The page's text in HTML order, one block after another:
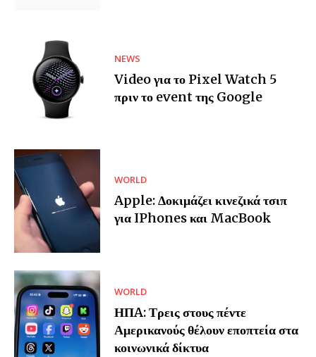
NEWS
Video για το Pixel Watch 5
πριν το event της Google
WORLD
Apple: Δοκιμάζει κινεζικά τσιπ
για IPhones και MacBook
WORLD
ΗΠA: Τρεις στους πέντε
Αμερικανούς θέλουν εποπτεία στα
κοινωνικά δίκτυα